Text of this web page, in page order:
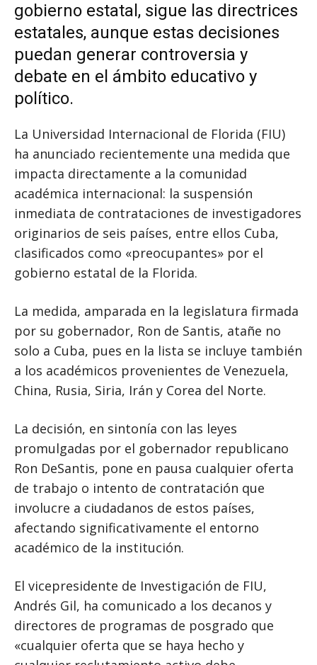
gobierno estatal, sigue las directrices
estatales, aunque estas decisiones
puedan generar controversia y
debate en el ámbito educativo y
político.
La Universidad Internacional de Florida (FIU)
ha anunciado recientemente una medida que
impacta directamente a la comunidad
académica internacional: la suspensión
inmediata de contrataciones de investigadores
originarios de seis países, entre ellos Cuba,
clasificados como «preocupantes» por el
gobierno estatal de la Florida.
La medida, amparada en la legislatura firmada
por su gobernador, Ron de Santis, atañe no
solo a Cuba, pues en la lista se incluye también
a los académicos provenientes de Venezuela,
China, Rusia, Siria, Irán y Corea del Norte.
La decisión, en sintonía con las leyes
promulgadas por el gobernador republicano
Ron DeSantis, pone en pausa cualquier oferta
de trabajo o intento de contratación que
involucre a ciudadanos de estos países,
afectando significativamente el entorno
académico de la institución.
El vicepresidente de Investigación de FIU,
Andrés Gil, ha comunicado a los decanos y
directores de programas de posgrado que
«cualquier oferta que se haya hecho y